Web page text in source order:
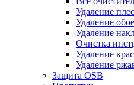
Удаление
Удаление
Удаление
Очистка
Удаление
Удаление
Защита OSB